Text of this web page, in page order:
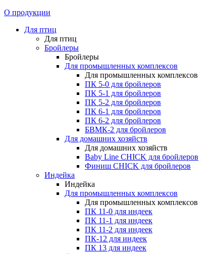
О продукции
Для птиц
Для птиц
Бройлеры
Бройлеры
Для промышленных комплексов
Для промышленных комплексов
ПК 5-0 для бройлеров
ПК 5-1 для бройлеров
ПК 5-2 для бройлеров
ПК 6-1 для бройлеров
ПК 6-2 для бройлеров
БВМК-2 для бройлеров
Для домашних хозяйств
Для домашних хозяйств
Baby Line CHICK для бройлеров
Финиш CHICK для бройлеров
Индейка
Индейка
Для промышленных комплексов
Для промышленных комплексов
ПК 11-0 для индеек
ПК 11-1 для индеек
ПК 11-2 для индеек
ПК-12 для индеек
ПК 13 для индеек